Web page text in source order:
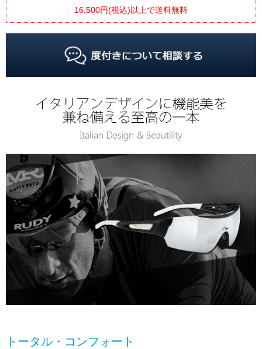
16,500円(税込)以上で送料無料
トータル・コンフォート